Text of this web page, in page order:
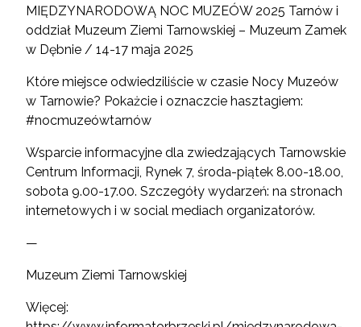
MIĘDZYNARODOWĄ NOC MUZEÓW 2025 Tarnów i
oddział Muzeum Ziemi Tarnowskiej – Muzeum Zamek
w Dębnie / 14-17 maja 2025
Które miejsce odwiedziliście w czasie Nocy Muzeów
w Tarnowie? Pokażcie i oznaczcie hasztagiem:
#nocmuzeówtarnów
Wsparcie informacyjne dla zwiedzających Tarnowskie
Centrum Informacji, Rynek 7, środa-piątek 8.00-18.00,
sobota 9.00-17.00. Szczegóły wydarzeń: na stronach
internetowych i w social mediach organizatorów.
—
Muzeum Ziemi Tarnowskiej
Więcej: